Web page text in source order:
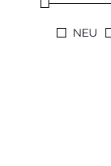
NEU